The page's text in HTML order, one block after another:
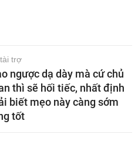
trợ
ngược dạ dày mà cứ chủ
thì sẽ hối tiếc, nhất định
biết mẹo này càng sớm
tốt